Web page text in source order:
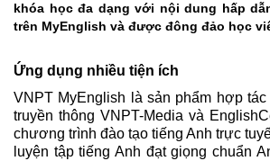
khóa học đa dạng với nội dung hấp
trên MyEnglish và được đông đảo học
Ứng dụng nhiều tiện ích
VNPT MyEnglish là sản phẩm hợp
truyền thông VNPT-Media và
chương trình đào tạo tiếng Anh trực
luyện tập tiếng Anh đạt giọng chuẩn